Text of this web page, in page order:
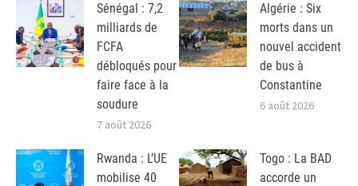
Sénégal : 7,2
milliards de
FCFA
débloqués pour
faire face à la
soudure
7 août 2026
Algérie : Six
morts dans un
nouvel accident
de bus à
Constantine
6 août 2026
Rwanda : L’UE
mobilise 40
Togo : La BAD
accorde un